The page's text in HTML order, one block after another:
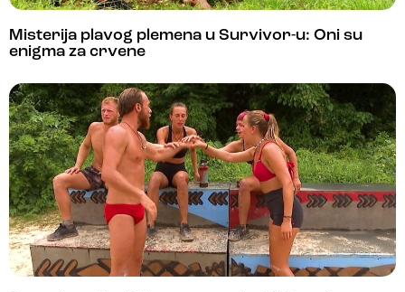
Misterija plavog plemena u Survivor-u: Oni su
enigma za crvene